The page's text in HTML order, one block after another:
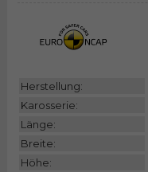
Herstellung:
Karosserie:
Länge:
Breite:
Höhe: